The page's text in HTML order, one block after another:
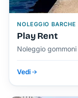
NOLEGGIO BARCHE
Play Rent
Noleggio gommoni
Vedi